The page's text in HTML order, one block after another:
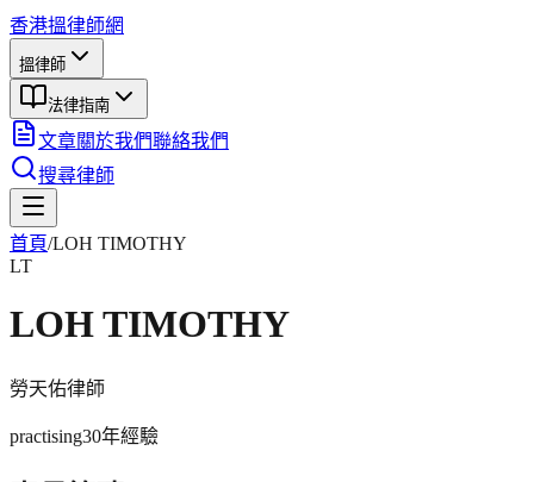
香港搵律師網
搵律師
法律指南
文章關於我們聯絡我們
搜尋律師
首頁/LOH TIMOTHY
LT
LOH TIMOTHY
勞天佑律師
practising30年經驗